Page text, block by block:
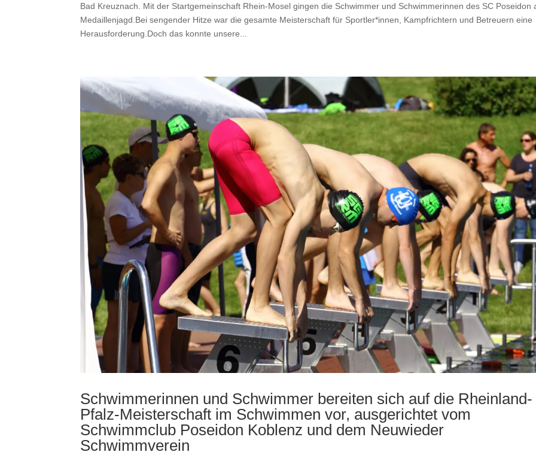
Bad Kreuznach. Mit der Startgemeinschaft Rhein-Mosel gingen die Schwimmer und Schwimmerinnen des SC Poseidon
Medaillenjagd.Bei sengender Hitze war die gesamte Meisterschaft für Sportler*innen, Kampfrichtern und Betreuern eine
Herausforderung.Doch das konnte unsere...
Schwimmerinnen und Schwimmer bereiten sich auf die Rheinland-
Pfalz-Meisterschaft im Schwimmen vor, ausgerichtet vom
Schwimmclub Poseidon Koblenz und dem Neuwieder
Schwimmverein